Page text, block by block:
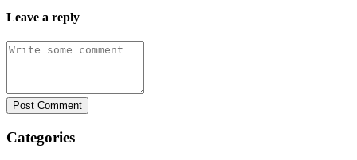
Leave a reply
Post Comment
Categories